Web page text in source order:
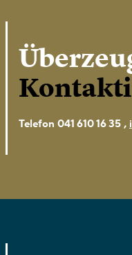
Telefon 041 610 16 35 ,